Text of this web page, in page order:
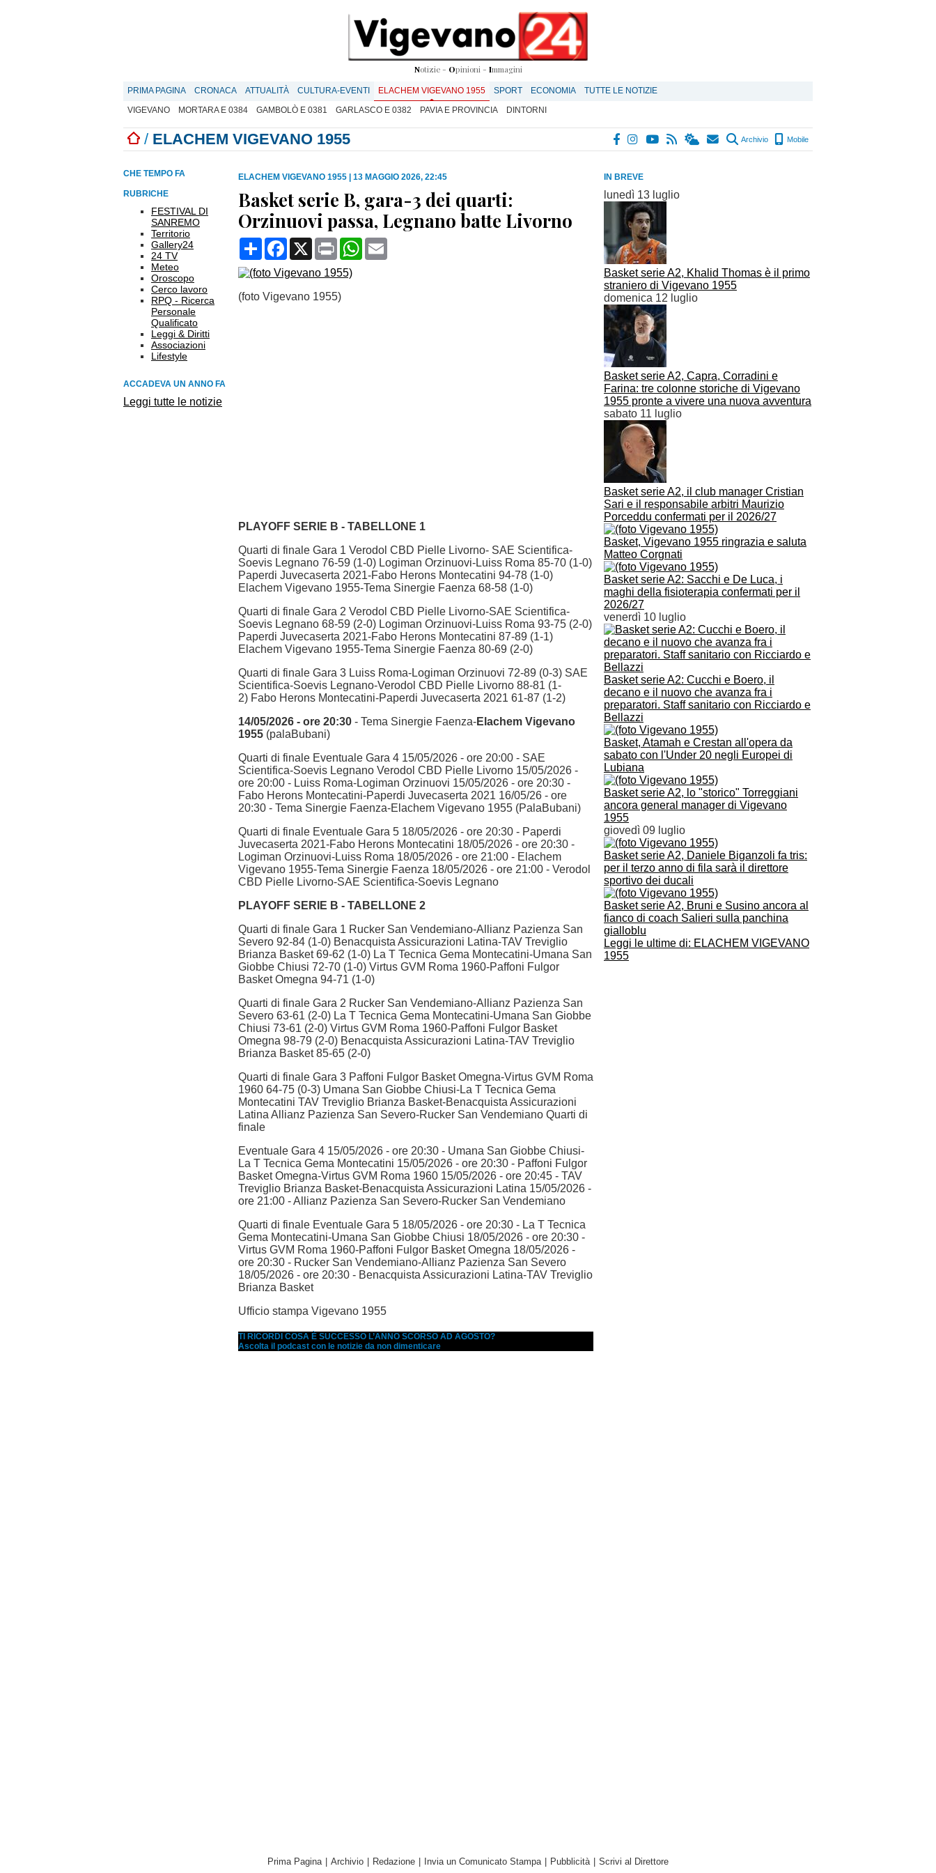
Notizie - Opinioni - Immagini
PRIMA PAGINA CRONACA ATTUALITÀ CULTURA-EVENTI ELACHEM VIGEVANO 1955 SPORT ECONOMIA
TUTTE LE NOTIZIE
VIGEVANO
MORTARA E 0384 GAMBOLÒ E 0381 GARLASCO E 0382 PAVIA E PROVINCIA DINTORNI
/ ELACHEM VIGEVANO 1955 Archivio Mobile
IN BREVE
lunedì 13 luglio
Basket serie A2, Khalid Thomas è il primo
straniero di Vigevano 1955
domenica 12 luglio
Basket serie A2, Capra, Corradini e
Farina: tre colonne storiche di Vigevano
1955 pronte a vivere una nuova avventura
sabato 11 luglio
Basket serie A2, il club manager Cristian
Sari e il responsabile arbitri Maurizio
Porceddu confermati per il 2026/27
Basket, Vigevano 1955 ringrazia e saluta
Matteo Corgnati
Basket serie A2: Sacchi e De Luca, i
maghi della fisioterapia confermati per il
2026/27
venerdì 10 luglio
Basket serie A2: Cucchi e Boero, il
decano e il nuovo che avanza fra i
preparatori. Staff sanitario con Ricciardo e
Bellazzi
Basket, Atamah e Crestan all'opera da
sabato con l'Under 20 negli Europei di
Lubiana
Basket serie A2, lo "storico" Torreggiani
ancora general manager di Vigevano
1955
giovedì 09 luglio
Basket serie A2, Daniele Biganzoli fa tris:
per il terzo anno di fila sarà il direttore
sportivo dei ducali
Basket serie A2, Bruni e Susino ancora al
fianco di coach Salieri sulla panchina
gialloblu
Leggi le ultime di: ELACHEM VIGEVANO
1955
CHE TEMPO FA
RUBRICHE
FESTIVAL DI
SANREMO
Territorio
Gallery24
24 TV
Meteo
Oroscopo
Cerco lavoro
RPQ - Ricerca
Personale
Qualificato
Leggi & Diritti
Associazioni
Lifestyle
ACCADEVA UN ANNO FA
Leggi tutte le notizie
ELACHEM VIGEVANO 1955 13 MAGGIO 2026, 22:45
Basket serie B, gara-3 dei quarti:
Orzinuovi passa, Legnano batte Livorno
CondividiFacebook
X Print WhatsApp
(foto Vigevano 1955)
PLAYOFF SERIE B - TABELLONE 1
Quarti di finale Gara 1 Verodol CBD Pielle Livorno- SAE Scientifica-
Soevis Legnano 76-59 (1-0) Logiman Orzinuovi-Luiss Roma 85-70 (1-0)
Paperdi Juvecaserta 2021-Fabo Herons Montecatini 94-78 (1-0)
Elachem Vigevano 1955-Tema Sinergie Faenza 68-58 (1-0)
Quarti di finale Gara 2 Verodol CBD Pielle Livorno-SAE Scientifica-
Soevis Legnano 68-59 (2-0) Logiman Orzinuovi-Luiss Roma 93-75 (2-0)
Paperdi Juvecaserta 2021-Fabo Herons Montecatini 87-89 (1-1)
Elachem Vigevano 1955-Tema Sinergie Faenza 80-69 (2-0)
Quarti di finale Gara 3 Luiss Roma-Logiman Orzinuovi 72-89 (0-3) SAE
Scientifica-Soevis Legnano-Verodol CBD Pielle Livorno 88-81 (1-
2) Fabo Herons Montecatini-Paperdi Juvecaserta 2021 61-87 (1-2)
14/05/2026 - ore 20:30 - Tema Sinergie Faenza-Elachem Vigevano
1955 (palaBubani)
Quarti di finale Eventuale Gara 4 15/05/2026 - ore 20:00 - SAE
Scientifica-Soevis Legnano Verodol CBD Pielle Livorno 15/05/2026 -
ore 20:00 - Luiss Roma-Logiman Orzinuovi 15/05/2026 - ore 20:30 -
Fabo Herons Montecatini-Paperdi Juvecaserta 2021 16/05/26 - ore
20:30 - Tema Sinergie Faenza-Elachem Vigevano 1955 (PalaBubani)
Quarti di finale Eventuale Gara 5 18/05/2026 - ore 20:30 - Paperdi
Juvecaserta 2021-Fabo Herons Montecatini 18/05/2026 - ore 20:30 -
Logiman Orzinuovi-Luiss Roma 18/05/2026 - ore 21:00 - Elachem
Vigevano 1955-Tema Sinergie Faenza 18/05/2026 - ore 21:00 - Verodol
CBD Pielle Livorno-SAE Scientifica-Soevis Legnano
PLAYOFF SERIE B - TABELLONE 2
Quarti di finale Gara 1 Rucker San Vendemiano-Allianz Pazienza San
Severo 92-84 (1-0) Benacquista Assicurazioni Latina-TAV Treviglio
Brianza Basket 69-62 (1-0) La T Tecnica Gema Montecatini-Umana San
Giobbe Chiusi 72-70 (1-0) Virtus GVM Roma 1960-Paffoni Fulgor
Basket Omegna 94-71 (1-0)
Quarti di finale Gara 2 Rucker San Vendemiano-Allianz Pazienza San
Severo 63-61 (2-0) La T Tecnica Gema Montecatini-Umana San Giobbe
Chiusi 73-61 (2-0) Virtus GVM Roma 1960-Paffoni Fulgor Basket
Omegna 98-79 (2-0) Benacquista Assicurazioni Latina-TAV Treviglio
Brianza Basket 85-65 (2-0)
Quarti di finale Gara 3 Paffoni Fulgor Basket Omegna-Virtus GVM Roma
1960 64-75 (0-3) Umana San Giobbe Chiusi-La T Tecnica Gema
Montecatini TAV Treviglio Brianza Basket-Benacquista Assicurazioni
Latina Allianz Pazienza San Severo-Rucker San Vendemiano Quarti di
finale
Eventuale Gara 4 15/05/2026 - ore 20:30 - Umana San Giobbe Chiusi-
La T Tecnica Gema Montecatini 15/05/2026 - ore 20:30 - Paffoni Fulgor
Basket Omegna-Virtus GVM Roma 1960 15/05/2026 - ore 20:45 - TAV
Treviglio Brianza Basket-Benacquista Assicurazioni Latina 15/05/2026 -
ore 21:00 - Allianz Pazienza San Severo-Rucker San Vendemiano
Quarti di finale Eventuale Gara 5 18/05/2026 - ore 20:30 - La T Tecnica
Gema Montecatini-Umana San Giobbe Chiusi 18/05/2026 - ore 20:30 -
Virtus GVM Roma 1960-Paffoni Fulgor Basket Omegna 18/05/2026 -
ore 20:30 - Rucker San Vendemiano-Allianz Pazienza San Severo
18/05/2026 - ore 20:30 - Benacquista Assicurazioni Latina-TAV Treviglio
Brianza Basket
Ufficio stampa Vigevano 1955
TI RICORDI COSA È SUCCESSO L’ANNO SCORSO AD AGOSTO?
Ascolta il podcast con le notizie da non dimenticare
Prima Pagina Archivio Redazione Invia un Comunicato Stampa Pubblicità Scrivi al Direttore